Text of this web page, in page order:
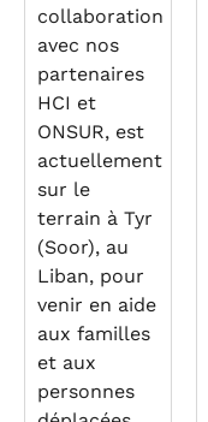
collaboration
avec nos
partenaires
HCI et
ONSUR, est
actuellement
sur le
terrain à Tyr
(Soor), au
Liban, pour
venir en aide
aux familles
et aux
personnes